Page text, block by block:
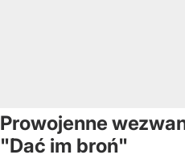
Prowojenne
"Dać im broń"